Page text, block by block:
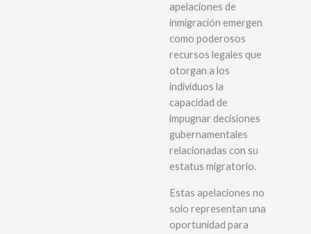
apelaciones de
inmigración emergen
como poderosos
recursos legales que
otorgan a los
individuos la
capacidad de
impugnar decisiones
gubernamentales
relacionadas con su
estatus migratorio.
Estas apelaciones no
solo representan una
oportunidad para